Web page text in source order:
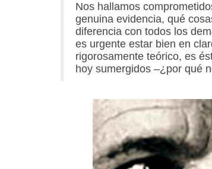
Nos hallamos
genuina evidencia, qué
diferencia con todos los
es urgente estar bien en
rigorosamente teórico, es
hoy sumergidos –¿por qué